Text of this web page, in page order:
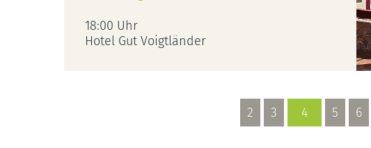
18:00 Uhr
Hotel Gut Voigtländer
2 3 4 5 6